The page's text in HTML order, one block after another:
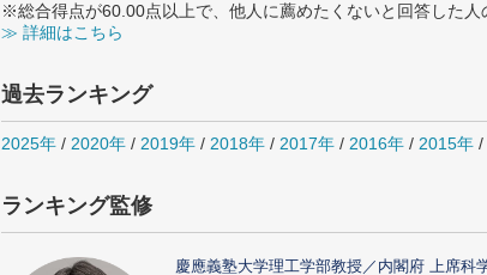
※総合得点が60.00点以上で、他人に薦めたくないと回答した人
≫ 詳細はこちら
過去ランキング
2025年 / 2020年 / 2019年 / 2018年 / 2017年 / 2016年 / 2015年 /
ランキング監修
慶應義塾大学理工学部教授／内閣府 上席科